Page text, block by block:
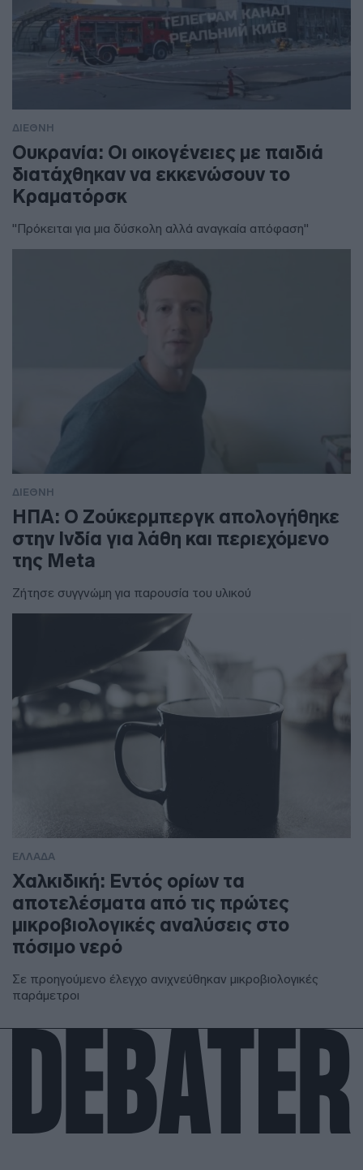
ΔΙΕΘΝΗ
Ουκρανία: Οι οικογένειες με παιδιά
διατάχθηκαν να εκκενώσουν το
Κραματόρσκ
"Πρόκειται για μια δύσκολη αλλά αναγκαία απόφαση"
ΔΙΕΘΝΗ
ΗΠΑ: Ο Ζούκερμπεργκ απολογήθηκε
στην Ινδία για λάθη και περιεχόμενο
της Meta
Ζήτησε συγγνώμη για παρουσία του υλικού
ΕΛΛΑΔΑ
Χαλκιδική: Εντός ορίων τα
αποτελέσματα από τις πρώτες
μικροβιολογικές αναλύσεις στο
πόσιμο νερό
Σε προηγούμενο έλεγχο ανιχνεύθηκαν μικροβιολογικές
παράμετροι